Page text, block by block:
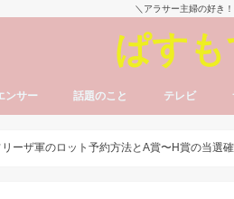
＼アラサー主婦の好き
ぱす
ンサー 話題のこと テレビ
ーザ軍のロット予約方法とA賞〜H賞の当選確